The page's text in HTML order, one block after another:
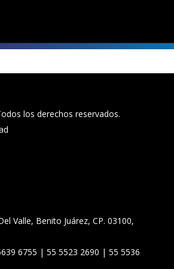
los derechos reservados.
Valle, Benito Juárez, CP. 03100,
6755 | 55 5523 2690 | 55 5536